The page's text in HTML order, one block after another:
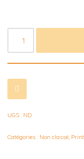
UGS : ND
Catégories : Non classé,